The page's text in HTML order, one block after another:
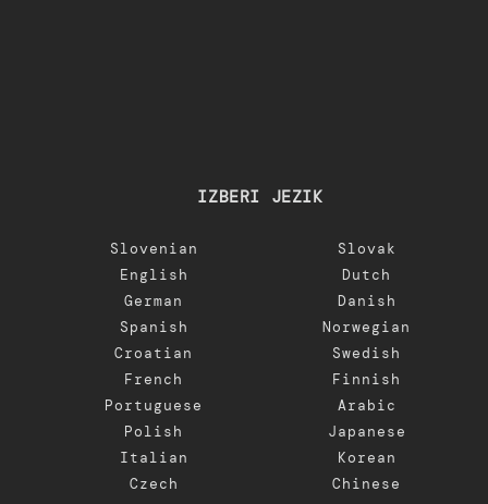
IZBERI JEZIK
Slovenian
English
German
Spanish
Croatian
French
Portuguese
Polish
Italian
Czech
Slovak
Dutch
Danish
Norwegian
Swedish
Finnish
Arabic
Japanese
Korean
Chinese